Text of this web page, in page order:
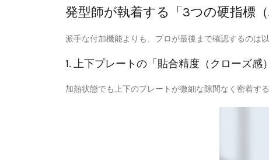
発型師が執着する「3つの硬指標
派手な付加機能よりも、プロが最後まで確認するのは以
1. 上下プレートの「貼合精度（クローズ感
加熱状態でも上下のプレートが微細な隙間なく密着す